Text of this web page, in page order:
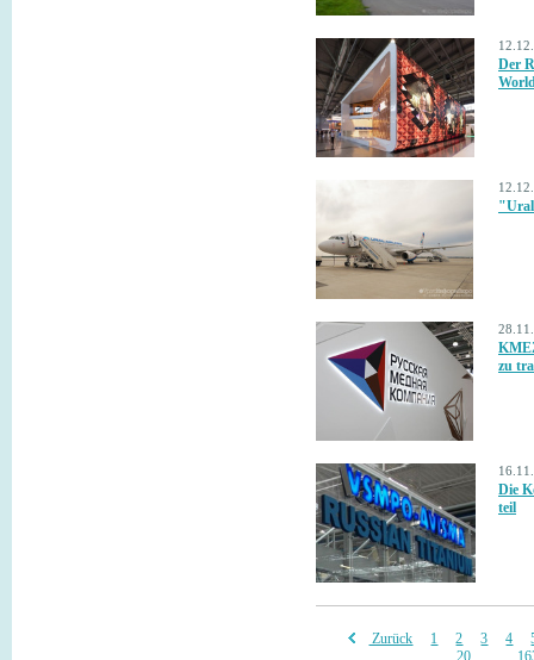
Der
"Ural
zu
Die
teil
Zurück 1 2 3 4